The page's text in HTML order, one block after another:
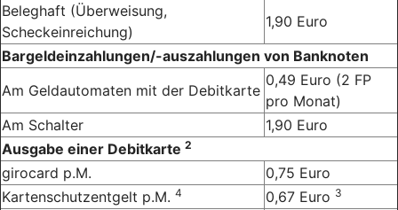
Beleghaft (Überweisung,
Scheckeinreichung)
1,90 Euro
Bargeldeinzahlungen/-auszahlungen von Banknoten
Am Geldautomaten mit der Debitkarte
0,49 Euro (2 FP
pro Monat)
Am Schalter
1,90 Euro
Ausgabe einer Debitkarte 2
girocard p.M.
0,75 Euro
Kartenschutzentgelt p.M. 4 0,67 Euro 3